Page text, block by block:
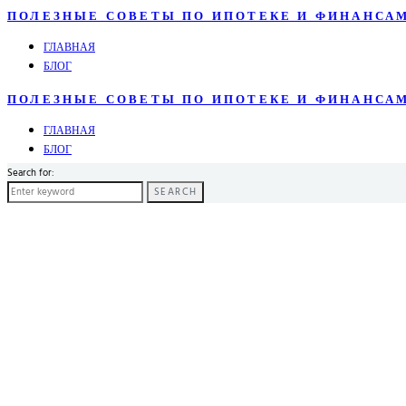
ПОЛЕЗНЫЕ СОВЕТЫ ПО ИПОТЕКЕ И
ГЛАВНАЯ
БЛОГ
ПОЛЕЗНЫЕ СОВЕТЫ ПО ИПОТЕКЕ И
ГЛАВНАЯ
БЛОГ
Search for:
SEARCH